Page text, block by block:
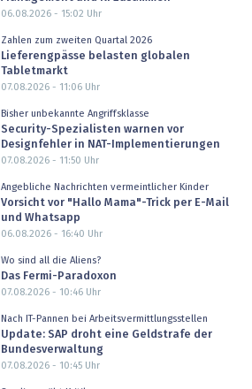
06.08.2026 - 15:02 Uhr
Zahlen zum zweiten Quartal 2026
Lieferengpässe belasten globalen
Tabletmarkt
07.08.2026 - 11:06Uhr
Bisher unbekannte Angriffsklasse
Security-Spezialisten warnen vor
Designfehler in NAT-Implementierungen
07.08.2026 - 11:50 Uhr
Angebliche Nachrichten vermeintlicher Kinder
Vorsicht vor "Hallo Mama"-Trick per E-Mail
und Whatsapp
06.08.2026 - 16:40 Uhr
Wo sind all die Aliens?
Das Fermi-Paradoxon
07.08.2026 - 10:46Uhr
Nach IT-Pannen bei Arbeitsvermittlungsstellen
Update: SAP droht eine Geldstrafe der
Bundesverwaltung
07.08.2026 - 10:45Uhr